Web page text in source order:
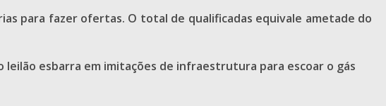
para fazer ofertas. O total de qualificadas equivale ametade do
esbarra em imitações de infraestrutura para escoar o gás